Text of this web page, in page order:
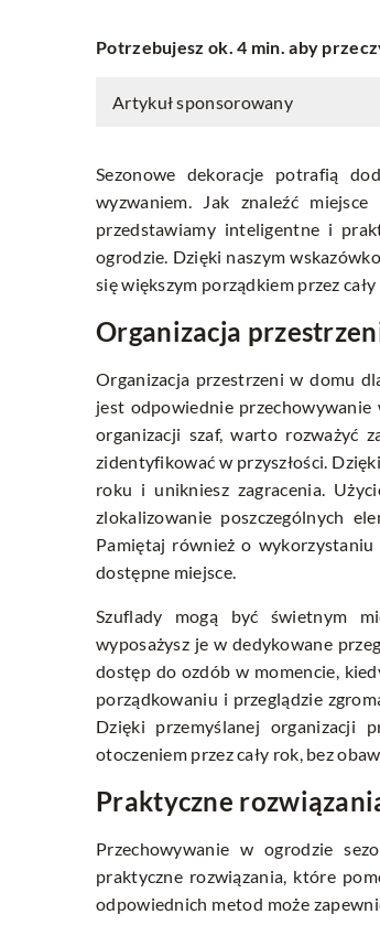
Potrzebujesz ok. 4 min. aby
Artykuł sponsorowany
Sezonowe dekoracje potrafią
wyzwaniem. Jak znaleźć
przedstawiamy inteligentne i
ogrodzie. Dzięki naszym
się większym porządkiem przez cały
Organizacja
Organizacja przestrzeni w domu
jest odpowiednie przechowywanie
organizacji szaf, warto rozważyć
zidentyfikować w przyszłości.
roku i unikniesz zagracenia.
zlokalizowanie poszczególnych
Pamiętaj również o
dostępne miejsce.
Szuflady mogą być świetnym
wyposażysz je w dedykowane
dostęp do ozdób w momencie,
porządkowaniu i przeglądzie
Dzięki przemyślanej organizacji
otoczeniem przez cały rok, bez
Praktyczne
Przechowywanie w ogrodzie
praktyczne rozwiązania, które
odpowiednich metod może